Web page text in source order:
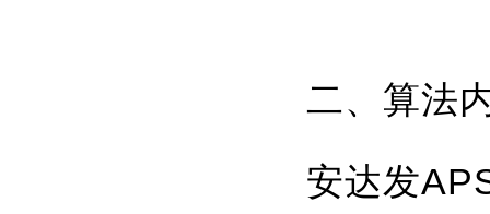
二、算法
安达发